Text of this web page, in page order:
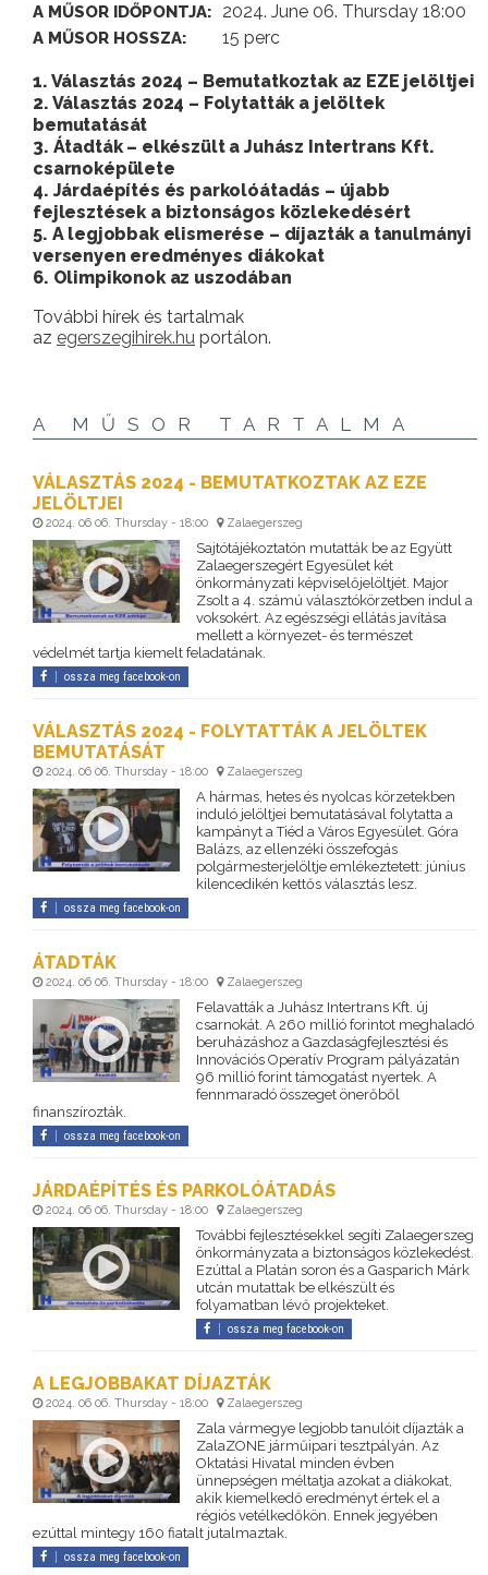
A MŰSOR IDŐPONTJA: 2024. June 06. Thursday 18:00
A MŰSOR HOSSZA: 15 perc
1. Választás 2024 – Bemutatkoztak az EZE jelöltjei
2. Választás 2024 – Folytatták a jelöltek
bemutatását
3. Átadták – elkészült a Juhász Intertrans Kft.
csarnoképülete
4. Járdaépítés és parkolóátadás – újabb
fejlesztések a biztonságos közlekedésért
5. A legjobbak elismerése – díjazták a tanulmányi
versenyen eredményes diákokat
6. Olimpikonok az uszodában
További hírek és tartalmak
az egerszegihirek.hu portálon.
A MŰSOR TARTALMA
VÁLASZTÁS 2024 - BEMUTATKOZTAK AZ EZE
JELÖLTJEI
2024. 06 06. Thursday - 18:00 Zalaegerszeg
Sajtótájékoztatón mutatták be az Együtt
Zalaegerszegért Egyesület két
önkormányzati képviselőjelöltjét. Major
Zsolt a 4. számú választókörzetben indul a
voksokért. Az egészségi ellátás javítása
mellett a környezet- és természet
védelmét tartja kiemelt feladatának.
ossza meg facebook-on
VÁLASZTÁS 2024 - FOLYTATTÁK A JELÖLTEK
BEMUTATÁSÁT
2024. 06 06. Thursday - 18:00 Zalaegerszeg
A hármas, hetes és nyolcas körzetekben
induló jelöltjei bemutatásával folytatta a
kampányt a Tiéd a Város Egyesület. Góra
Balázs, az ellenzéki összefogás
polgármesterjelöltje emlékeztetett: június
kilencedikén kettős választás lesz.
ossza meg facebook-on
ÁTADTÁK
2024. 06 06. Thursday - 18:00 Zalaegerszeg
Felavatták a Juhász Intertrans Kft. új
csarnokát. A 260 millió forintot meghaladó
beruházáshoz a Gazdaságfejlesztési és
Innovációs Operatív Program pályázatán
96 millió forint támogatást nyertek. A
fennmaradó összeget önerőből
finanszírozták.
ossza meg facebook-on
JÁRDAÉPÍTÉS ÉS PARKOLÓÁTADÁS
2024. 06 06. Thursday - 18:00 Zalaegerszeg
További fejlesztésekkel segíti Zalaegerszeg
önkormányzata a biztonságos közlekedést.
Ezúttal a Platán soron és a Gasparich Márk
utcán mutattak be elkészült és
folyamatban lévő projekteket.
ossza meg facebook-on
A LEGJOBBAKAT DÍJAZTÁK
2024. 06 06. Thursday - 18:00 Zalaegerszeg
Zala vármegye legjobb tanulóit díjazták a
ZalaZONE járműipari tesztpályán. Az
Oktatási Hivatal minden évben
ünnepségen méltatja azokat a diákokat,
akik kiemelkedő eredményt értek el a
régiós vetélkedőkön. Ennek jegyében
ezúttal mintegy 160 fiatalt jutalmaztak.
ossza meg facebook-on